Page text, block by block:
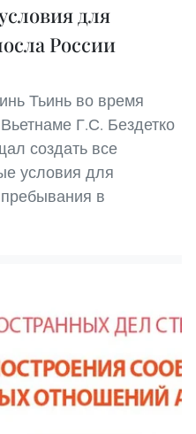
для
России
Тьинь во время
Г.С. Бездетко
создать все
условия для
в